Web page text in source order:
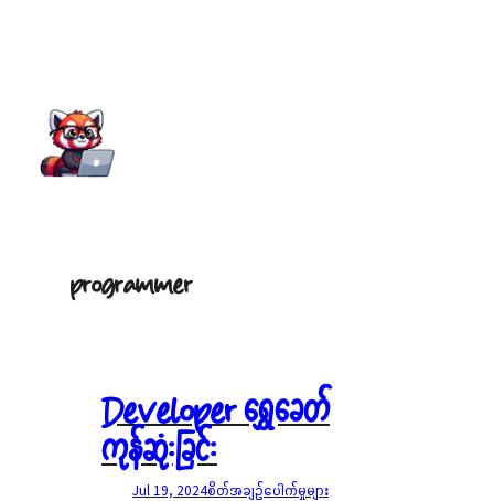
programmer
Developer ရွှေခေတ်
ကုန်ဆုံးခြင်း
Jul 19, 2024စိတ်အချဉ်ပေါက်မှုများ